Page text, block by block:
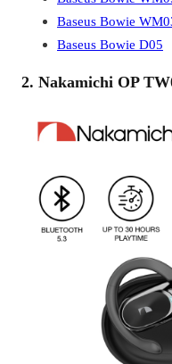
Baseus Bowie
Baseus Bowie D05
2. Nakamichi OP